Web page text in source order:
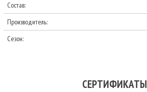
Состав:
Производитель:
Сезон:
СЕРТИФИКАТЫ